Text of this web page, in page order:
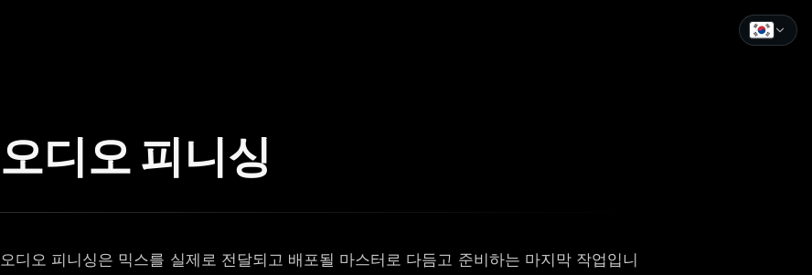
오디오 피니싱
오디오 피니싱은 믹스를 실제로 전달되고 배포될 마스터로 다듬고 준비하는 마지막 작업입니